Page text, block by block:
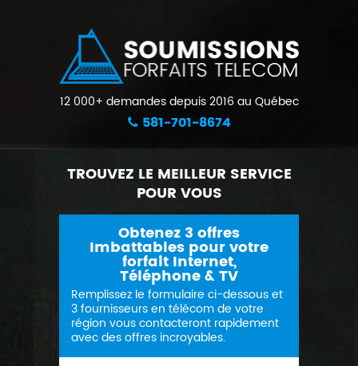
12 000+ demandes depuis 2016 au Québec
581-701-8674
TROUVEZ LE MEILLEUR SERVICE
POUR VOUS
Obtenez 3 offres
Imbattables pour votre
forfait Internet,
Téléphone & TV
Remplissez le formulaire ci-dessous et
3 fournisseurs en télécom de votre
région vous contacteront rapidement
avec des offres incroyables.